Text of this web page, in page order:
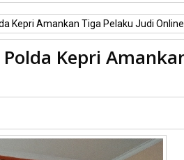
Kepri Amankan Tiga Pelaku Judi Online
Kepri